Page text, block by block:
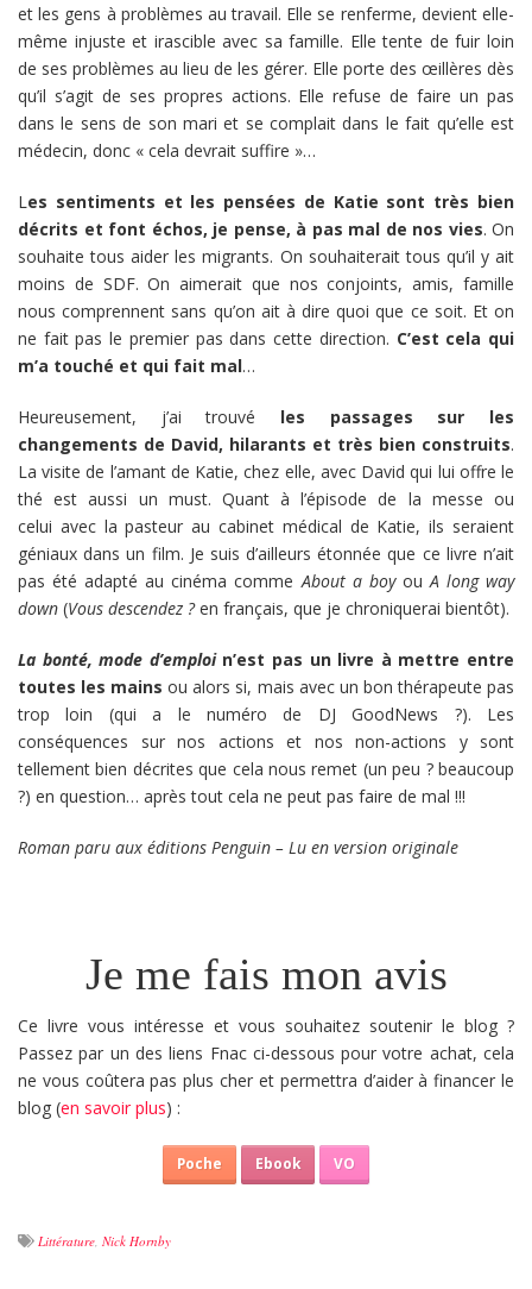
et les gens à problèmes au travail. Elle se renferme, devient elle-
même injuste et irascible avec sa famille. Elle tente de fuir loin
de ses problèmes au lieu de les gérer. Elle porte des œillères dès
qu’il s’agit de ses propres actions. Elle refuse de faire un pas
dans le sens de son mari et se complait dans le fait qu’elle est
médecin, donc « cela devrait suffire »…
Les sentiments et les pensées de Katie sont très bien
décrits et font échos, je pense, à pas mal de nos vies. On
souhaite tous aider les migrants. On souhaiterait tous qu’il y ait
moins de SDF. On aimerait que nos conjoints, amis, famille
nous comprennent sans qu’on ait à dire quoi que ce soit. Et on
ne fait pas le premier pas dans cette direction. C’est cela qui
m’a touché et qui fait mal…
Heureusement, j’ai trouvé les passages sur les
changements de David, hilarants et très bien construits.
La visite de l’amant de Katie, chez elle, avec David qui lui offre le
thé est aussi un must. Quant à l’épisode de la messe ou
celui avec la pasteur au cabinet médical de Katie, ils seraient
géniaux dans un film. Je suis d’ailleurs étonnée que ce livre n’ait
pas été adapté au cinéma commeAbout a boyouA long way
down (Vous descendez ?en français, que je chroniquerai bientôt).
La bonté, mode d’emploi n’est pas un livre à mettre entre
toutes les mains ou alors si, mais avec un bon thérapeute pas
trop loin (qui a le numéro de DJ GoodNews ?). Les
conséquences sur nos actions et nos non-actions y sont
tellement bien décrites que cela nous remet (un peu ? beaucoup
?) en question… après tout cela ne peut pas faire de mal !!!
Roman paru aux éditions Penguin – Lu en version originale
Je me fais mon avis
Ce livre vous intéresse et vous souhaitez soutenir le blog ?
Passez par un des liens Fnac ci-dessous pour votre achat, cela
ne vous coûtera pas plus cher et permettra d’aider à financer le
blog (en savoir plus) :
Poche Ebook VO
Littérature, Nick Hornby